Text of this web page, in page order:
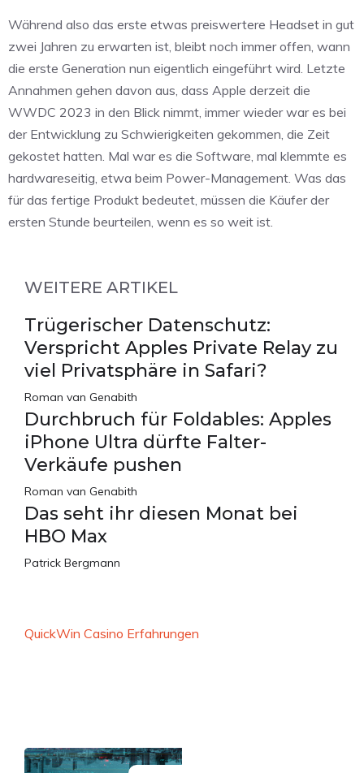
Während also das erste etwas preiswertere Headset in gut
zwei Jahren zu erwarten ist, bleibt noch immer offen, wann
die erste Generation nun eigentlich eingeführt wird. Letzte
Annahmen gehen davon aus, dass Apple derzeit die
WWDC 2023 in den Blick nimmt, immer wieder war es bei
der Entwicklung zu Schwierigkeiten gekommen, die Zeit
gekostet hatten. Mal war es die Software, mal klemmte es
hardwareseitig, etwa beim Power-Management. Was das
für das fertige Produkt bedeutet, müssen die Käufer der
ersten Stunde beurteilen, wenn es so weit ist.
WEITERE ARTIKEL
Trügerischer Datenschutz:
Verspricht Apples Private Relay zu
viel Privatsphäre in Safari?
Roman van Genabith
Durchbruch für Foldables: Apples
iPhone Ultra dürfte Falter-
Verkäufe pushen
Roman van Genabith
Das seht ihr diesen Monat bei
HBO Max
Patrick Bergmann
QuickWin Casino Erfahrungen